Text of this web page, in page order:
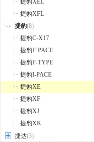
捷豹XEL
捷豹XFL
捷豹(8)
捷豹C-X17
捷豹F-PACE
捷豹F-TYPE
捷豹I-PACE
捷豹XE
捷豹XF
捷豹XJ
捷豹XK
捷达(3)